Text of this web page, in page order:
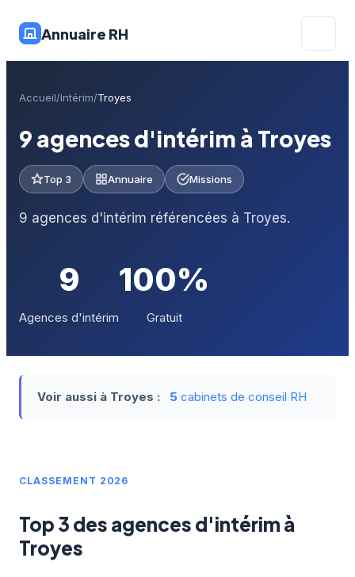
Annuaire RH
Accueil Intérim Troyes
9 agences d'intérim à Troyes
Top 3 Annuaire Missions
9 agences d'intérim référencées à Troyes.
9
Agences d'intérim
100%
Gratuit
Voir aussi à Troyes : 5 cabinets de conseil RH
CLASSEMENT 2026
Top 3 des agences d'intérim à
Troyes